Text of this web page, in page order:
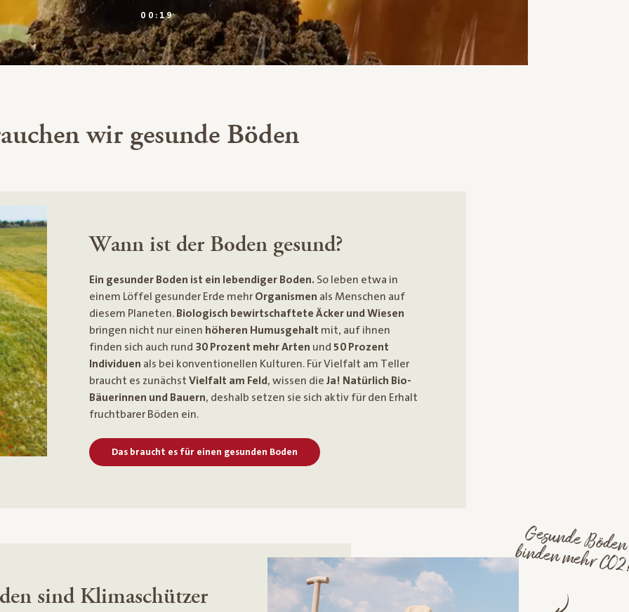
DAUER:
00:19
wir gesunde Böden
Wann ist der Boden gesund?
Ein gesunder Boden ist ein lebendiger Boden. So leben etwa in
einem Löffel gesunder Erde mehr Organismen als Menschen auf
diesem Planeten. Biologisch bewirtschaftete Äcker und Wiesen
bringen nicht nur einen höheren Humusgehalt mit, auf ihnen
finden sich auch rund 30 Prozent mehr Arten und 50 Prozent
Individuen als bei konventionellen Kulturen. Für Vielfalt am Teller
braucht es zunächstVielfalt am Feld, wissen dieJa! Natürlich Bio-
Bäuerinnen und Bauern, deshalb setzen sie sich aktiv für den Erhalt
fruchtbarer Böden ein.
Das braucht es für einen gesunden Boden
Gesunde Böden
binden mehr
sind Klimaschützer